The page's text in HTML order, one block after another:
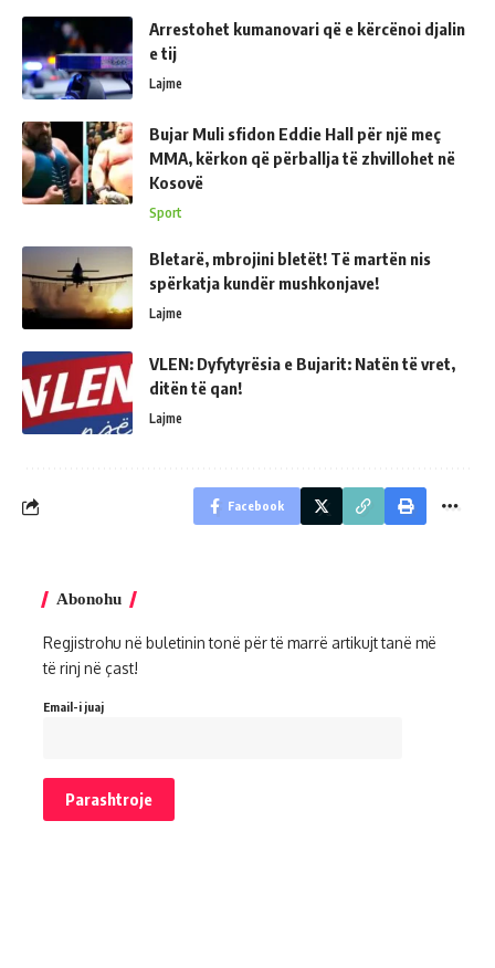
Arrestohet kumanovari që e kërcënoi djalin
e tij
Lajme
Bujar Muli sfidon Eddie Hall për një meç
MMA, kërkon që përballja të zhvillohet në
Kosovë
Sport
Bletarë, mbrojini bletët! Të martën nis
spërkatja kundër mushkonjave!
Lajme
VLEN: Dyfytyrësia e Bujarit: Natën të vret,
ditën të qan!
Lajme
Facebook
Abonohu
Regjistrohu në buletinin tonë për të marrë artikujt tanë më
të rinj në çast!
Email-i juaj